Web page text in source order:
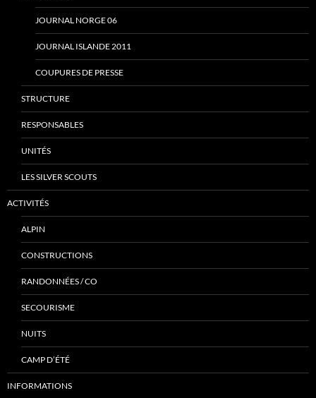
JOURNAL NORGE 06
JOURNAL ISLANDE 2011
COUPURES DE PRESSE
STRUCTURE
RESPONSABLES
UNITÉS
LES SILVER SCOUTS
ACTIVITÉS
ALPIN
CONSTRUCTIONS
RANDONNÉES / CO
SECOURISME
NUITS
CAMP D’ÉTÉ
INFORMATIONS